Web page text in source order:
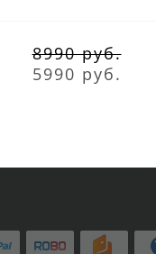
8990 руб.
5990 руб.